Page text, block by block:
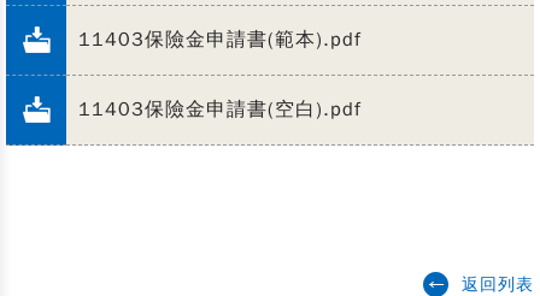
11403保險金申請書(範本).pdf
11403保險金申請書(空白).pdf
返回列表